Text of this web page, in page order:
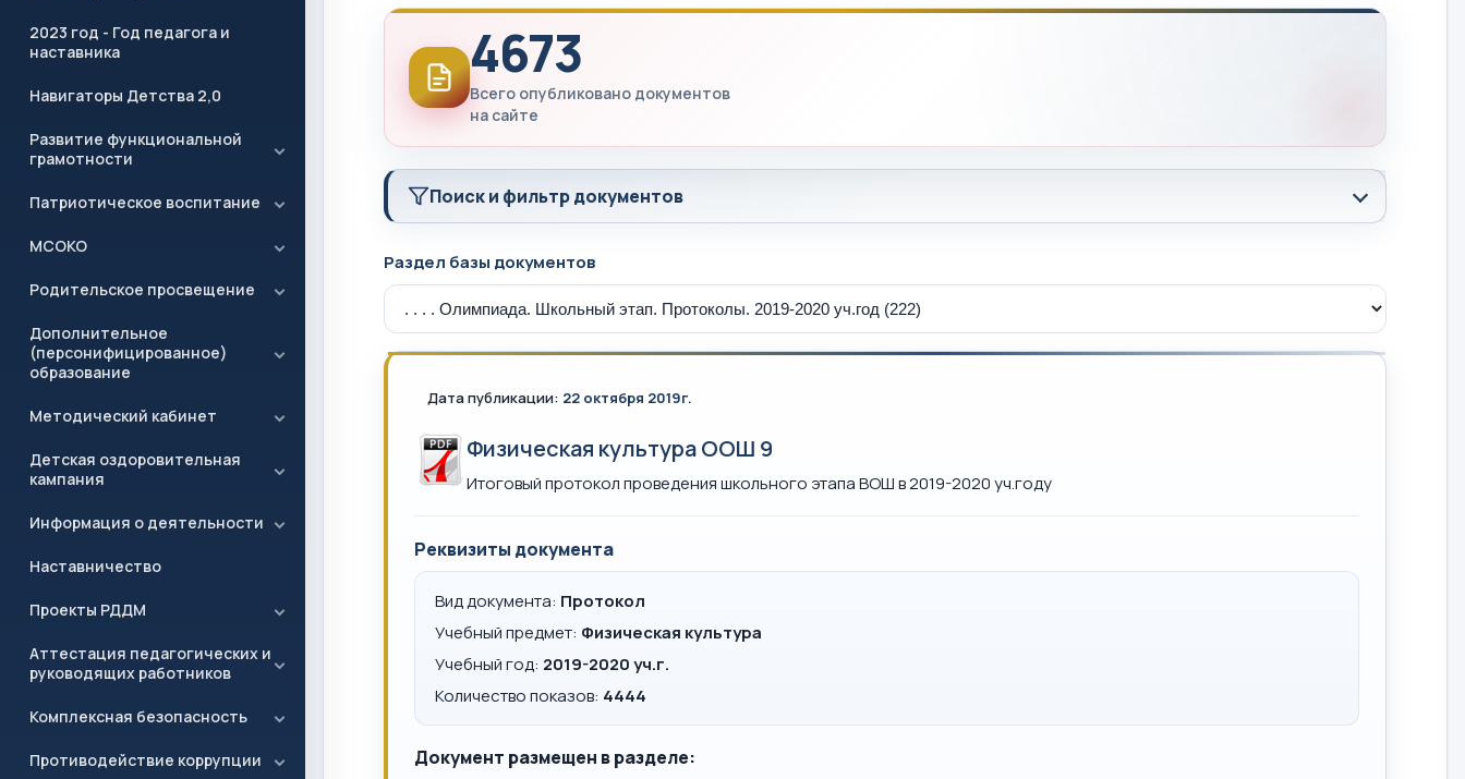
2023 год - Год педагога и
наставника
Навигаторы Детства 2,0
Развитие функциональной
грамотности
Патриотическое воспитание
МСОКО
Родительское просвещение
Дополнительное
(персонифицированное)
образование
Методический кабинет
Детская оздоровительная
кампания
Информация о деятельности
Наставничество
Проекты РДДМ
Аттестация педагогических и
руководящих работников
Комплексная безопасность
Противодействие коррупции
4673
Всего опубликовано документов
на сайте
Поиск и фильтр документов
Раздел базы документов
Дата публикации: 22 октября 2019г.
Физическая культура ООШ 9
Итоговый протокол проведения школьного этапа ВОШ в 2019-2020 уч.году
Реквизиты документа
Вид документа: Протокол
Учебный предмет: Физическая культура
Учебный год: 2019-2020 уч.г.
Количество показов: 4444
Документ размещен в разделе: